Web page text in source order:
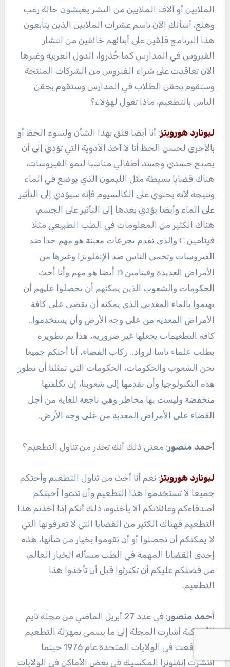
الملايين أو آلاف الملايين من البشر يعيشون حالة رعب
وهلع، أسألك الآن باسم عشرات الملايين الذين يتابعون
هذا البرنامج قلقين على أبنائهم خائفين من انتشار
الفيروس في المدارس كما حُذروا، الدول العربية وغيرها
الآن تعاقدت على شراء الفيروس من الشركات المنتجة
وستقوم بحقن الطلاب في المدارس وستقوم بحقن
الناس بالتطعيم، ماذا تقول لهؤلاء؟
ليونارد هورويتز: أنا أيضا قلق بهذا الشأن ولسوء الحظ أو
بالأحرى لحسن الحظ أنا لا آخذ الأدوية التي تؤدي إلى أن
يصبح جسدي وجسد أطفالي مناسبا لنمو الفيروسات،
هناك قضايا بسيطة مثل الليمون الذي يوضع في الماء
ونتيجة لأنه يحتوي على الكالسيوم فإنه سيؤدي إلى التأثير
على الماء وأيضا يؤدي بعدها إلى التأثير على الجسم،
هناك الكثير من المعلومات في الطب الطبيعي مثلا
فيتامين
C والذي تقدم بجرعات معينة هو مهم جدا ضد
الفيروسات وتحمي الناس ضد الإنفلونزا وغيرها من
الأمراض العديدة وفيتامين D أيضا هو مهم وأنا أحث
الحكومات والشعوب الذين يمكنهم أن يحصلوا عليهم أن
يهتموا بالماء المعدني الذي يمكنه أن يقضي على كافة
الأمراض المعدية من على وجه الأرض وأن يستخدموا..
كافة التطعيمات يجعلها غير ضرورية، هذا تم تطويره
بطلب علماء ناسا لرواد.. ركاب الفضاء، أنا أحثكم جميعا
نحن الشعوب والحكومات، الحكومات التي تمثلنا أن نطور
هذه التكنولوجيا وأن نقدمها إلى شعوبنا، إن تكلفتها
منخفضة وليست بها مخاطر وهي ناجعة للغاية من أجل
القضاء على الأمراض المعدية من على وجه الأرض.
أحمد منصور: معنى ذلك أنك تحذر من تناول التطعيم؟
ليونارد هورويتز: نعم أنا أحث من تناول التطعيم وأحثكم
جميعا لا تستخدموا هذا التطعيم وأن تدعوا أحبتكم
أصدقاءكم وعائلاتكم ألا يأخذوه، ذلك أنكم إذا أخذتم هذا
التطعيم فهناك الكثير من القضايا التي لا تعرفونها التي
لا يمكنكم أن تحصلوا أو أن تقوموا بخيار من شأنها، هذه
إحدى القضايا المهمة في الطب مسألة الخيار العالم،
من فضلكم عليكم أن تكترثوا قبل أن تأخذوا هذا
التطعيم.
أحمد منصور
: في عدد 27 أبريل الماضي من مجلة تايم
الأميركية أشارت المجلة إلى ما يسمى بمهزلة التطعيم
التي وقعت في الولايات المتحدة عام 1976 حينما
انتشرت إنفلونزا المكسيك في بعض الأماكن في الولايات